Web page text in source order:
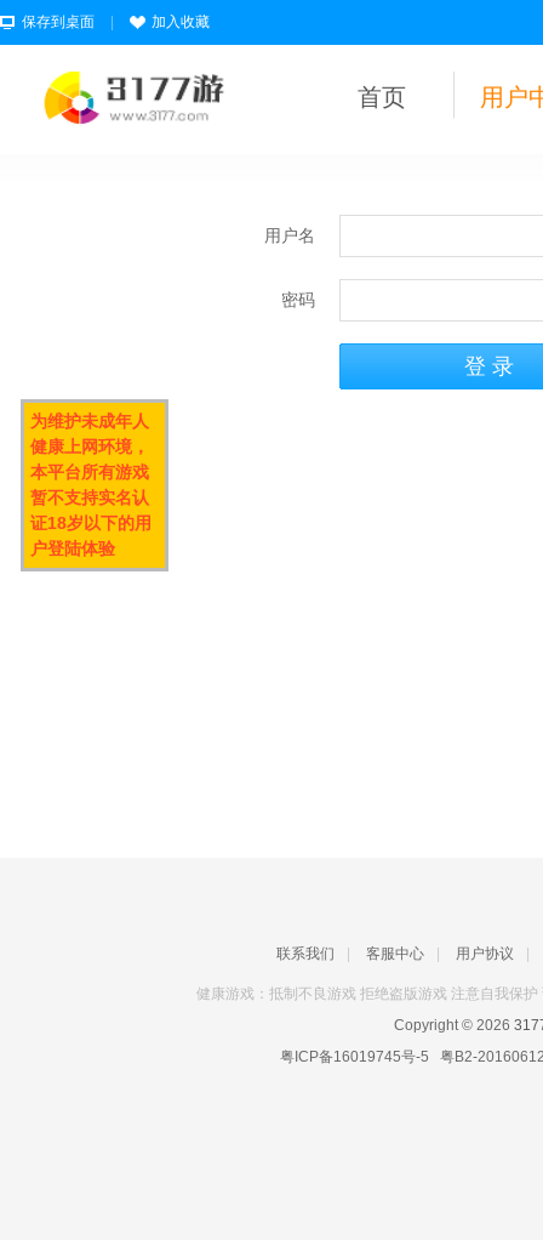
保存到桌面 加入收藏
首页 用户
用户名
密码
联系我们 客服中心 用户协议
健康游戏：抵制不良游戏 拒绝盗版游戏 注意自我保
Copyright © 2026
粤ICP备16019745号-5 粤B2-
为维护未成年人
健康上网环境，
本平台所有游戏
暂不支持实名认
证18岁以下的用
户登陆体验